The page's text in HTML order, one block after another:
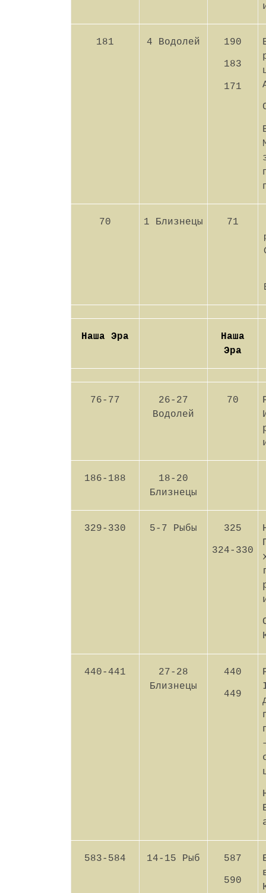
181 4 Водолей 190
183
171
70 1 Близнецы 71
Наша Эра
Наша
Эра
76-77
26-27
Водолей
70
186-188
18-20
Близнецы
329-330 5-7 Рыбы 325
324-330
440-441
27-28
Близнецы
440
449
583-584 14-15 Рыб 587
590